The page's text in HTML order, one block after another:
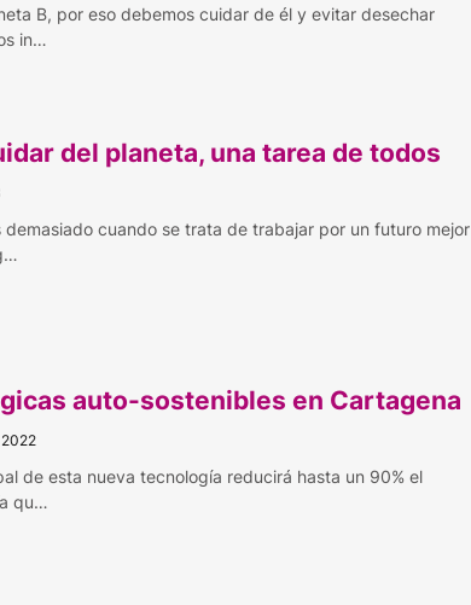
B, por eso debemos cuidar de él y evitar desechar
in…
del planeta, una tarea de todos
demasiado cuando se trata de trabajar por un futuro mejor
auto-sostenibles en Cartagena
de esta nueva tecnología reducirá hasta un 90% el
qu…